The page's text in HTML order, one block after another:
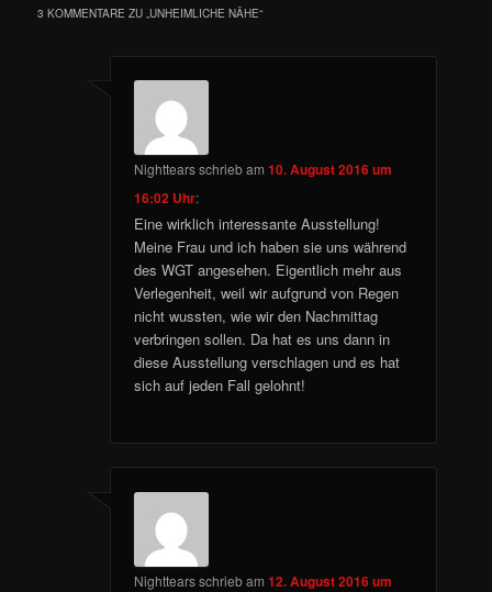
3 KOMMENTARE ZU „UNHEIMLICHE NÄHE“
Nighttearsschriebam10. August 2016 um
16:02 Uhr:
Eine wirklich interessante Ausstellung!
Meine Frau und ich haben sie uns während
des WGT angesehen. Eigentlich mehr aus
Verlegenheit, weil wir aufgrund von Regen
nicht wussten, wie wir den Nachmittag
verbringen sollen. Da hat es uns dann in
diese Ausstellung verschlagen und es hat
sich auf jeden Fall gelohnt!
Nighttearsschriebam12. August 2016 um